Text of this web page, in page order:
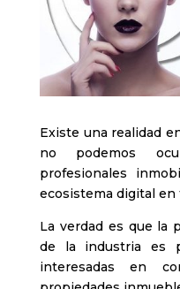
Existe una realidad
no podemos
profesionales
ecosistema digital en
La verdad es que la
de la industria es
interesadas en